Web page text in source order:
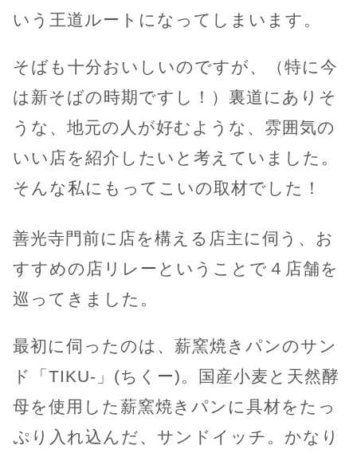
いう王道ルートになってしまいます。
そばも十分おいしいのですが、（特に今
は新そばの時期ですし！）裏道にありそ
うな、地元の人が好むような、雰囲気の
いい店を紹介したいと考えていました。
そんな私にもってこいの取材でした！
善光寺門前に店を構える店主に伺う、お
すすめの店リレーということで４店舗を
巡ってきました。
最初に伺ったのは、薪窯焼きパンのサン
ド「TIKU-」(ちくー)。国産小麦と天然酵
母を使用した薪窯焼きパンに具材をたっ
ぷり入れ込んだ、サンドイッチ。かなり